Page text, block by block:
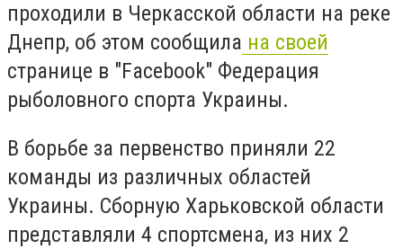
проходили в Черкасской области на реке
Днепр, об этом сообщила на своей
странице в "Facebook" Федерация
рыболовного спорта Украины.
В борьбе за первенство приняли 22
команды из различных областей
Украины. Сборную Харьковской области
представляли 4 спортсмена, из них 2